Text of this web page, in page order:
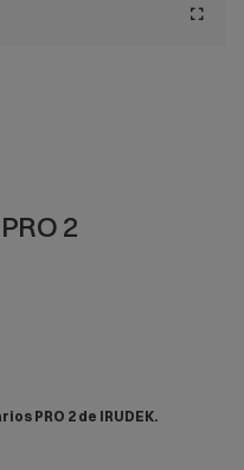
2
PRO 2 de IRUDEK.